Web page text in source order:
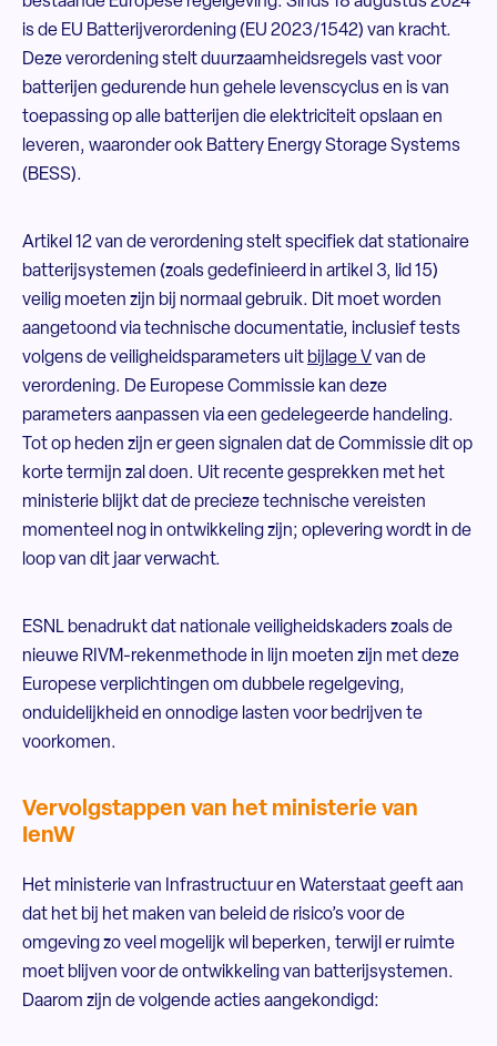
is de EU Batterijverordening (EU 2023/1542) van kracht.
Deze verordening stelt duurzaamheidsregels vast voor
batterijen gedurende hun gehele levenscyclus en is van
toepassing op alle batterijen die elektriciteit opslaan en
leveren, waaronder ook Battery Energy Storage Systems
(BESS).
Artikel 12 van de verordening stelt specifiek dat stationaire
batterijsystemen (zoals gedefinieerd in artikel 3, lid 15)
veilig moeten zijn bij normaal gebruik. Dit moet worden
aangetoond via technische documentatie, inclusief tests
volgens de veiligheidsparameters uit bijlage V van de
verordening. De Europese Commissie kan deze
parameters aanpassen via een gedelegeerde handeling.
Tot op heden zijn er geen signalen dat de Commissie dit op
korte termijn zal doen. Uit recente gesprekken met het
ministerie blijkt dat de precieze technische vereisten
momenteel nog in ontwikkeling zijn; oplevering wordt in de
loop van dit jaar verwacht.
ESNL benadrukt dat nationale veiligheidskaders zoals de
nieuwe RIVM-rekenmethode in lijn moeten zijn met deze
Europese verplichtingen om dubbele regelgeving,
onduidelijkheid en onnodige lasten voor bedrijven te
voorkomen.
Vervolgstappen van het ministerie van
IenW
Het ministerie van Infrastructuur en Waterstaat geeft aan
dat het bij het maken van beleid de risico’s voor de
omgeving zo veel mogelijk wil beperken, terwijl er ruimte
moet blijven voor de ontwikkeling van batterijsystemen.
Daarom zijn de volgende acties aangekondigd: